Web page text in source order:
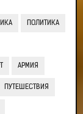
ПОЛИТИКА
АРМИЯ
ПУТЕШЕСТВИЯ